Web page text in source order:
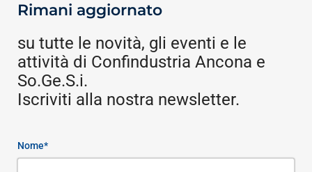
Rimani aggiornato
su tutte le novità, gli eventi e le
attività di Confindustria Ancona e
So.Ge.S.i.
Iscriviti alla nostra newsletter.
Nome*